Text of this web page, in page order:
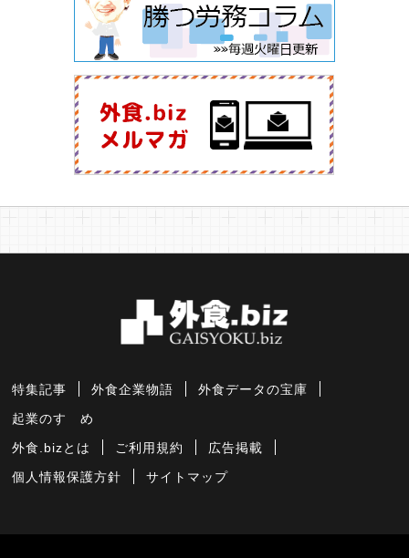
特集記事 外食企業物語 外食データの宝庫
起業のすゝめ
外食.bizとは ご利用規約 広告掲載
個人情報保護方針 サイトマップ